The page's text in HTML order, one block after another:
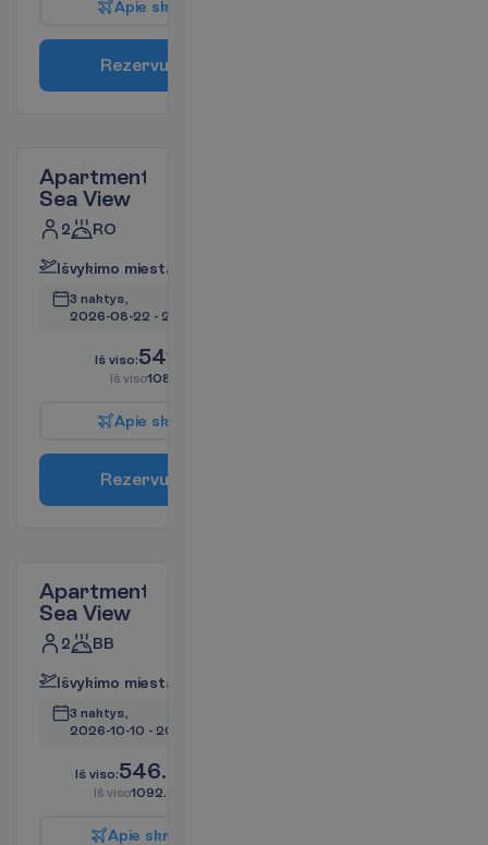
Apie sk
Rezervu
Apartment
Sea View
2 RO
Išvykimo miesta
3 naktys,
2026-08-22 - 2026-08-25
Iš viso:541.68
Iš viso1083.36
Apie sk
Rezervu
Apartment
Sea View
2 BB
Išvykimo miesta
3 naktys,
2026-10-10 - 2026-10-13
Iš viso:546.00
Iš viso1092.00
Apie skr